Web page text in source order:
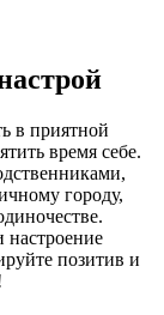
в приятной
время себе.
городу,
настроение
позитив и